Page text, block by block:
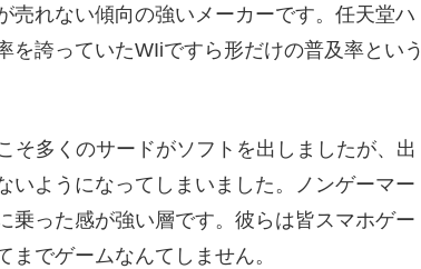
売れない傾向の強いメーカーです。任天堂ハ
誇っていたWIiですら形だけの普及率という
そ多くのサードがソフトを出しましたが、出
いようになってしまいました。ノンゲーマー
乗った感が強い層です。彼らは皆スマホゲー
でゲームなんてしません。